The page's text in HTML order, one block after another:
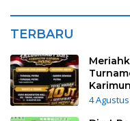
TERBARU
4